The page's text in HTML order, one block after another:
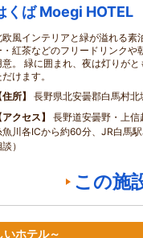
くば Moegi HOTEL
欧風インテリアと緑が溢れる素
・紅茶などのフリードリンクや
意。 緑に囲まれ、夜は灯りが
けます。
住所
長野県北安曇郡白馬村
アクセス
長野道安曇野・上
魚川各ICから約60分、JR白馬
）
この施
ホテル～